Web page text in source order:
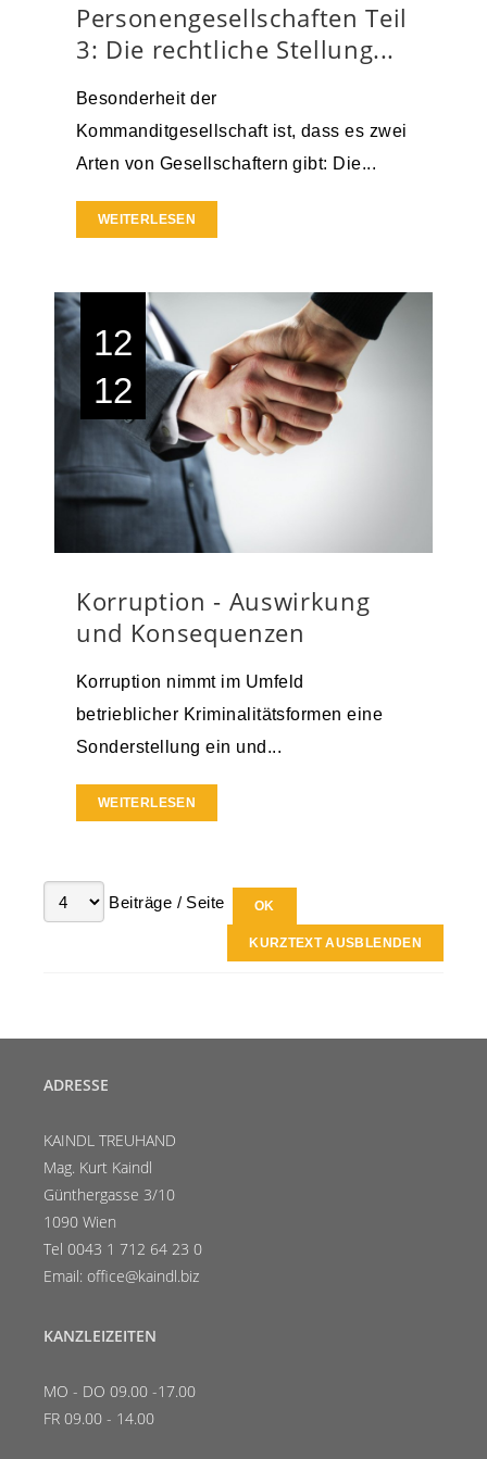
Personengesellschaften Teil
3: Die rechtliche Stellung...
Besonderheit der
Kommanditgesellschaft ist, dass es zwei
Arten von Gesellschaftern gibt: Die...
WEITERLESEN
12
12
Korruption - Auswirkung
und Konsequenzen
Korruption nimmt im Umfeld
betrieblicher Kriminalitätsformen eine
Sonderstellung ein und...
WEITERLESEN
Beiträge / Seite
KURZTEXT AUSBLENDEN
ADRESSE
KAINDL TREUHAND
Mag. Kurt Kaindl
Günthergasse 3/10
1090 Wien
Tel 0043 1 712 64 23 0
Email: office@kaindl.biz
KANZLEIZEITEN
MO - DO 09.00 -17.00
FR 09.00 - 14.00